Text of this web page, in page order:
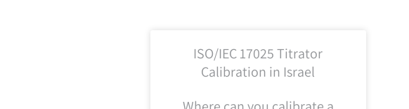
ISO/IEC 17025 Titrator
Calibration in Israel